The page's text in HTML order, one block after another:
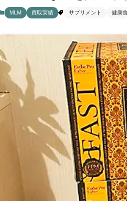
MLM 買取実績 サプリメント 健康